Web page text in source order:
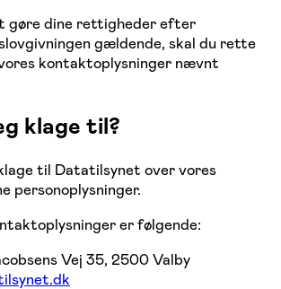
gøre dine rettigheder efter
gældende, skal du rette
kontaktoplysninger nævnt
klage til?
til Datatilsynet over vores
personoplysninger.
er følgende:
Vej 35, 2500 Valby